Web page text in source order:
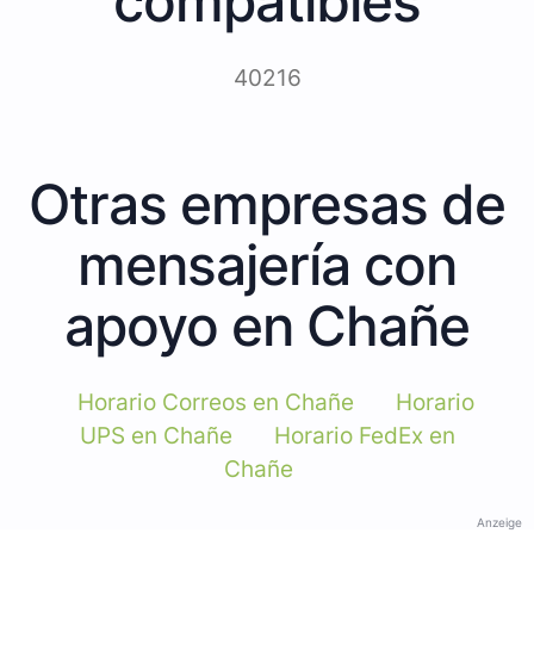
40216
Otras empresas de
mensajería con
apoyo en Chañe
Horario Correos en Chañe
Horario
UPS en Chañe
Horario FedEx en
Chañe
Anzeige